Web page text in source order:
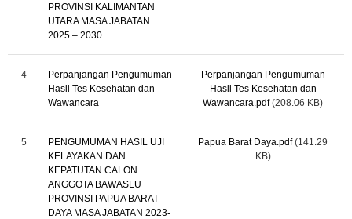
PROVINSI KALIMANTAN
UTARA MASA JABATAN
2025 – 2030
4
Perpanjangan Pengumuman
Hasil Tes Kesehatan dan
Wawancara
Perpanjangan Pengumuman
Hasil Tes Kesehatan dan
Wawancara.pdf (208.06 KB)
5
PENGUMUMAN HASIL UJI
KELAYAKAN DAN
KEPATUTAN CALON
ANGGOTA BAWASLU
PROVINSI PAPUA BARAT
DAYA MASA JABATAN 2023-
Papua Barat Daya.pdf (141.29
KB)